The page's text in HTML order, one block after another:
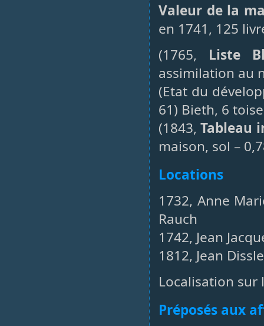
Valeur de la
en 1741, 125
(1765, Liste
assimilation au
(Etat du
61) Bieth, 6
(1843,Tableau
maison, sol –
Locations
1732, Anne
Rauch
1742, Jean
1812, Jean
Localisation sur
Préposés aux